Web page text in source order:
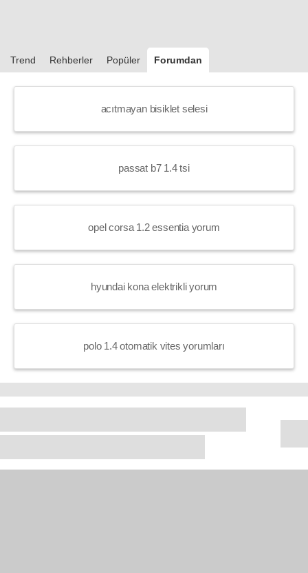
Trend Rehberler Popüler Forumdan
acıtmayan bisiklet selesi
passat b7 1.4 tsi
opel corsa 1.2 essentia yorum
hyundai kona elektrikli yorum
polo 1.4 otomatik vites yorumları